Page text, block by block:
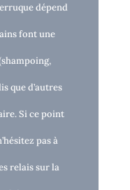
dépend
font une
que d’autres
Si ce point
pas à
relais sur la